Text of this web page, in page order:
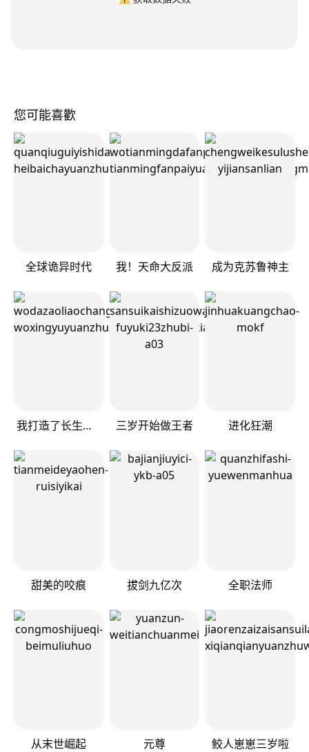
您可能喜歡
全球诡异时代 我！天命大反派 成为克苏鲁神主
我打造了长生俱乐部 三岁开始做王者 进化狂潮
甜美的咬痕 拔剑九亿次 全职法师
从末世崛起 元尊 鲛人崽崽三岁啦